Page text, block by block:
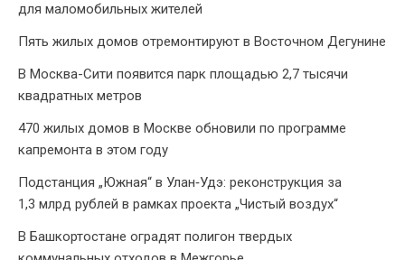
для маломобильных жителей
Пять жилых домов отремонтируют в Восточном Дегунине
В Москва-Сити появится парк площадью 2,7 тысячи
квадратных метров
470 жилых домов в Москве обновили по программе
капремонта в этом году
Подстанция „Южная“ в Улан‑Удэ: реконструкция за
1,3 млрд рублей в рамках проекта „Чистый воздух“
В Башкортостане оградят полигон твердых